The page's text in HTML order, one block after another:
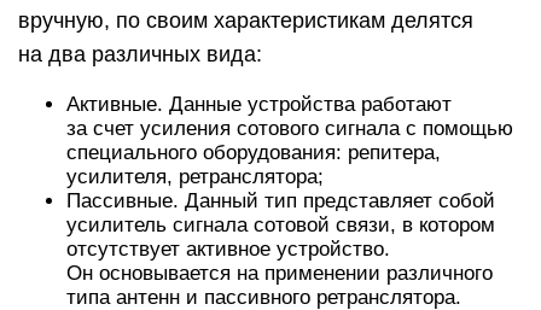
вручную, по своим характеристикам делятся
на два различных вида:
Активные. Данные устройства работают
за счет усиления сотового сигнала с помощью
специального оборудования: репитера,
усилителя, ретранслятора;
Пассивные. Данный тип представляет собой
усилитель сигнала сотовой связи, в котором
отсутствует активное устройство.
Он основывается на применении различного
типа антенн и пассивного ретранслятора.